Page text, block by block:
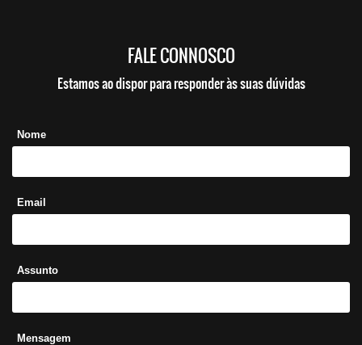
FALE CONNOSCO
Estamos ao dispor para responder às suas dúvidas
Nome
Email
Assunto
Mensagem